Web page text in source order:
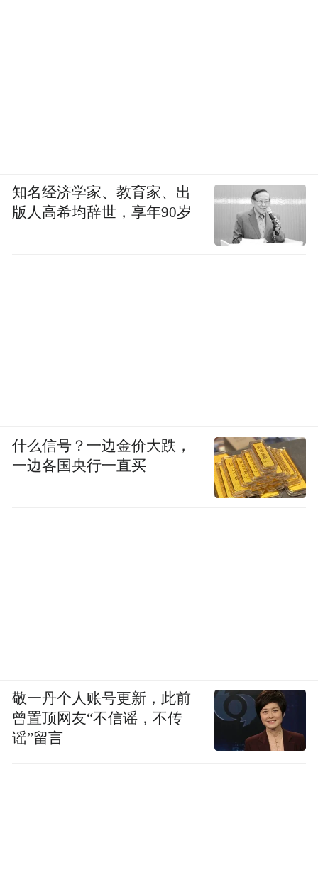
知名经济学家、教育家、出
版人高希均辞世，享年90岁
什么信号？一边金价大跌，
一边各国央行一直买
敬一丹个人账号更新，此前
曾置顶网友“不信谣，不传
谣”留言